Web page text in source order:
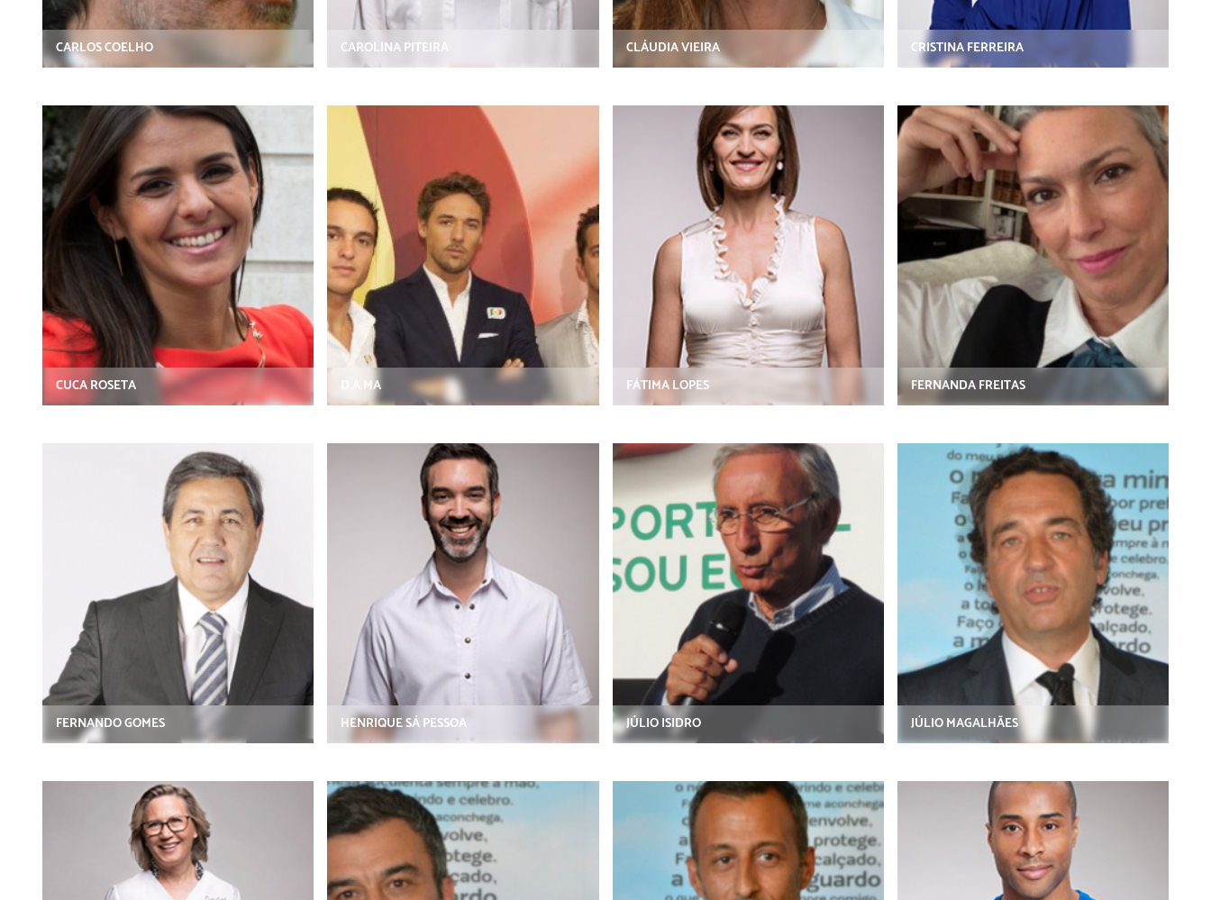
CARLOS COELHO CAROLINA PITEIRA CLÁUDIA VIEIRA CRISTINA FERREIRA
CUCA ROSETA D.A.MA FÁTIMA LOPES FERNANDA FREITAS
FERNANDO GOMES HENRIQUE SÁ PESSOA JÚLIO ISIDRO JÚLIO MAGALHÃES